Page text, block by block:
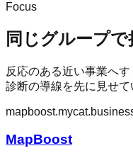
Focus
同じグループ
反応のある近い事業へ
診断の導線を先に見せて
MapBoost